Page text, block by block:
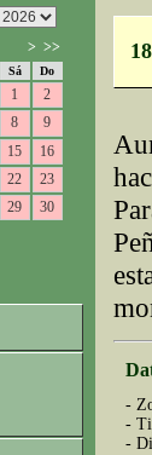
> >>
Sá Do
1
2
8
9
15
16
22
23
29
30
-
-
-